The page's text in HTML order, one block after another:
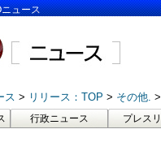
ュース
ス リリース：TOP その他.
行政ニュース プレス